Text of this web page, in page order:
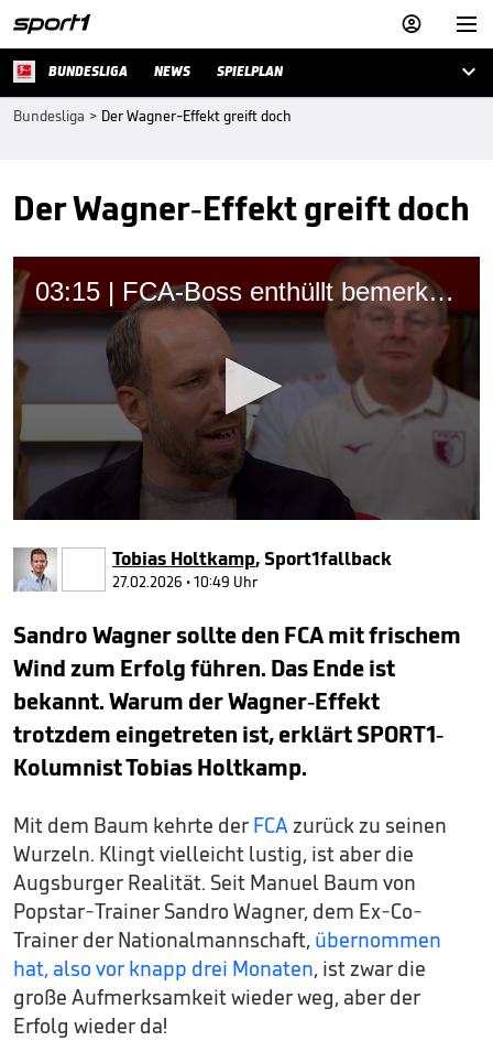


BUNDESLIGA NEWS SPIELPLAN 
Bundesliga > Der Wagner-Effekt greift doch
Der Wagner-Effekt greift doch
03:15 | FCA-Boss enthüllt bemerkenswerte Geste von Sandro Wagner
seconds
3
minutes,
seconds
Tobias Holtkamp,Sport1fallback
27.02.2026 • 10:49 Uhr
Sandro Wagner sollte den FCA mit frischem
Wind zum Erfolg führen. Das Ende ist
bekannt. Warum der Wagner-Effekt
trotzdem eingetreten ist, erklärt SPORT1-
Kolumnist Tobias Holtkamp.
Mit dem Baum kehrte der FCAzurück zu seinen
Wurzeln. Klingt vielleicht lustig, ist aber die
Augsburger Realität. Seit Manuel Baum von
Popstar-Trainer Sandro Wagner, dem Ex-Co-
Trainer der Nationalmannschaft, übernommen
hat, also vor knapp drei Monaten, ist zwar die
große Aufmerksamkeit wieder weg, aber der
Erfolg wieder da!